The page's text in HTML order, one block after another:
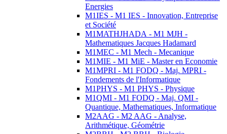
Energies
M1IES - M1 IES - Innovation, Entreprise
et Société
M1MATHJHADA - M1 MJH -
Mathematiques Jacques Hadamard
M1MEC - M1 Mech - Mecanique
M1MIE - M1 MiE - Master en Economie
M1MPRI - M1 FODQ - Maj. MPRI -
Fondements de l'Informatique
M1PHYS - M1 PHYS - Physique
M1QMI - M1 FODQ - Maj. QMI -
Quantique, Mathematiques, Informatique
M2AAG - M2 AAG - Analyse,
Arithmétique, Géométrie